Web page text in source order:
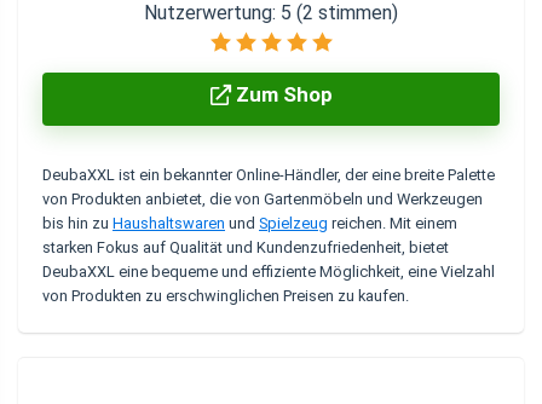
Nutzerwertung: 5 (2 stimmen)
Zum Shop
DeubaXXL ist ein bekannter Online-Händler, der eine breite Palette
von Produkten anbietet, die von Gartenmöbeln und Werkzeugen
bis hin zu Haushaltswaren und Spielzeug reichen. Mit einem
starken Fokus auf Qualität und Kundenzufriedenheit, bietet
DeubaXXL eine bequeme und effiziente Möglichkeit, eine Vielzahl
von Produkten zu erschwinglichen Preisen zu kaufen.